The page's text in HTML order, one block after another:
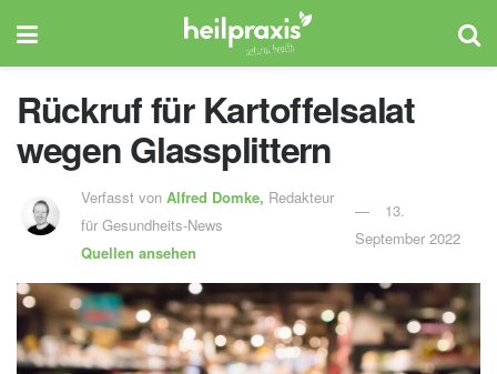
Rückruf für Kartoffelsalat
wegen Glassplittern
Verfasst vonAlfred Domke, Redakteur
für Gesundheits-News
Quellen ansehen
13.
September 2022